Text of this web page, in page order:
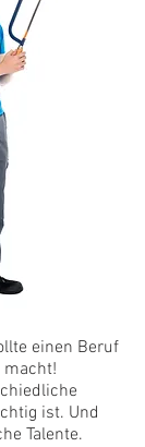
einen Beruf
macht!
ist. Und
Talente.